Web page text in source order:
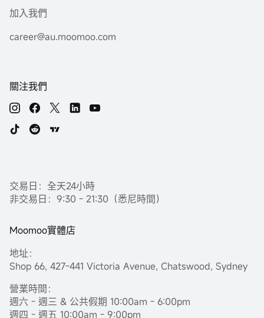
加入我們
career@au.moomoo.com
關注我們
交易日：全天24小時
非交易日：9:30 - 21:30（悉尼時間）
Moomoo實體店
地址：
Shop 66, 427-441 Victoria Avenue, Chatswood, Sydney
營業時間：
週六 - 週三 & 公共假期 10:00am - 6:00pm
週四 - 週五 10:00am - 9:00pm